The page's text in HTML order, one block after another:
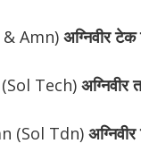
Amn) अग्निवीर टेक
Tech) अग्निवीर
(Sol Tdn)